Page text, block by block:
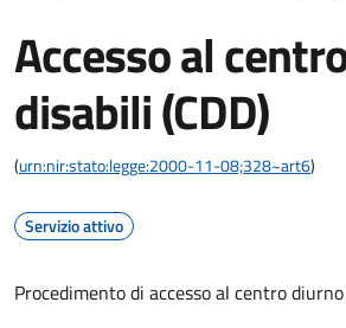
Accesso al
disabili (CDD)
(urn:nir:stato:legge:2000-11-08;328~art6)
Servizio attivo
Procedimento di accesso al centro